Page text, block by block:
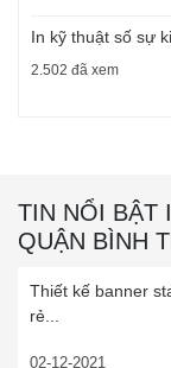
In kỹ thuật số sự
2.502 đã xem
TIN NỔI BẬT
QUẬN BÌNH
Thiết kế banner
rẻ...
02-12-2021